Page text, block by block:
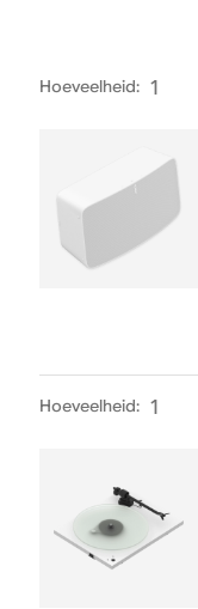
Hoeveelheid: 1
Hoeveelheid: 1